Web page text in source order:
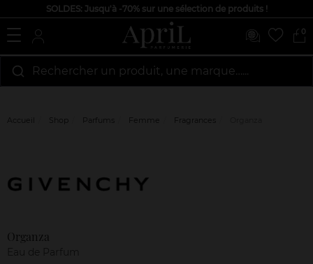
SOLDES: Jusqu'à -70% sur une sélection de produits !
0
Rechercher un produit, une marque…...
Accueil Shop Parfums Femme Fragrances
Organza